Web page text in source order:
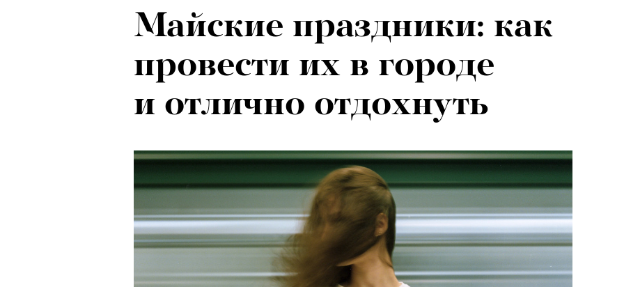
Майские праздники: как
провести их в городе
и отлично отдохнуть
Локарно-2026: что
показали на открытии
фестиваля авторского
кино